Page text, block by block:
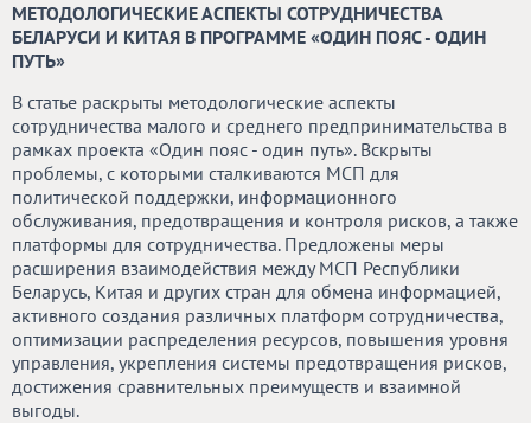
МЕТОДОЛОГИЧЕСКИЕ АСПЕКТЫ СОТРУДНИЧЕСТВА
БЕЛАРУСИ И КИТАЯ В ПРОГРАММЕ «ОДИН ПОЯС - ОДИН
ПУТЬ»
В статье раскрыты методологические аспекты
сотрудничества малого и среднего предпринимательства в
рамках проекта «Один пояс - один путь». Вскрыты
проблемы, с которыми сталкиваются МСП для
политической поддержки, информационного
обслуживания, предотвращения и контроля рисков, а также
платформы для сотрудничества. Предложены меры
расширения взаимодействия между МСП Республики
Беларусь, Китая и других стран для обмена информацией,
активного создания различных платформ сотрудничества,
оптимизации распределения ресурсов, повышения уровня
управления, укрепления системы предотвращения рисков,
достижения сравнительных преимуществ и взаимной
выгоды.